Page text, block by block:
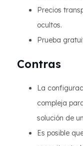
Precios
ocultos.
Prueba
Contras
La
compleja
solución de
Es posible